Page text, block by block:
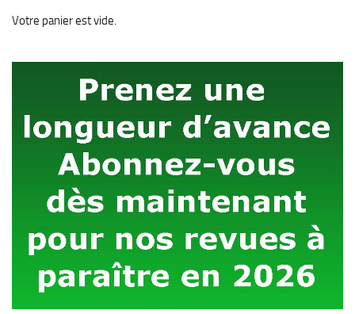
Votre panier est vide.